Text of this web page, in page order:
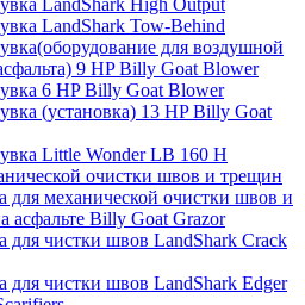
LandShark High Output
LandShark Tow-Behind
для воздушной
9 HP Billy Goat Blower
6 HP Billy Goat Blower
(установка) 13 HP Billy Goat
Little Wonder LB 160 H
очистки швов и трещин
для механической очистки швов и
асфальте Billy Goat Grazor
для чистки швов LandShark Crack
для чистки швов LandShark Edger